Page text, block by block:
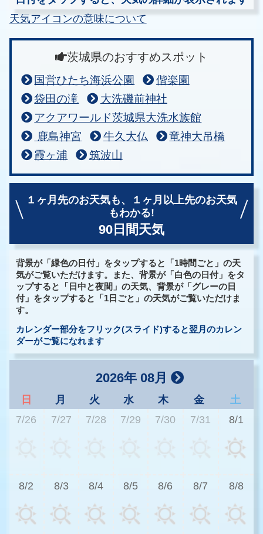
天気アイコンの意味について
茨城県のおすすめスポット
国営ひたち海浜公園
偕楽園
袋田の滝
大洗磯前神社
アクアワールド茨城県大洗水族館
鹿島神宮
牛久大仏
竜神大吊橋
霞ヶ浦
筑波山
１ヶ月先のお天気も、
１ヶ月以上先のお天気
もわかる!
90日間天気
背景が「緑色の日付」をタップすると「1時間ごと」の天
気がご覧いただけます。また、背景が「白色の日付」をタ
ップすると「日中と夜間」の天気、背景が「グレーの日
付」をタップすると「1日ごと」の天気がご覧いただけま
す。
カレンダー部分をフリック(スライド)すると翌月のカレン
ダーがご覧になれます
2026年 08月
日 月 火 水 木 金
土
7/26
7/27 7/28 7/29 7/30 7/31 8/1
8/2 8/3 8/4 8/5 8/6 8/7 8/8